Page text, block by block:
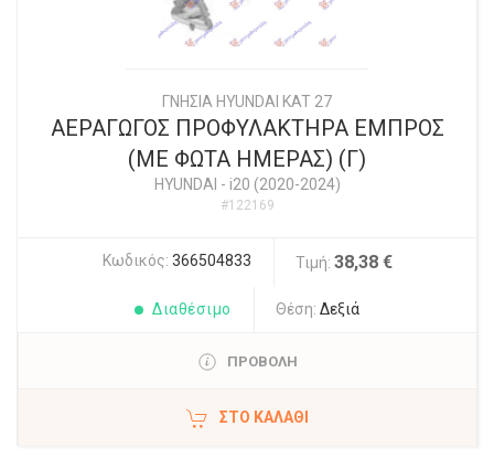
ΓΝΗΣΙΑ HYUNDAI KAT 27
ΑΕΡΑΓΩΓΟΣ ΠΡΟΦΥΛΑΚΤΗΡΑ ΕΜΠΡΟΣ
(ΜΕ ΦΩΤΑ ΗΜΕΡΑΣ) (Γ)
HYUNDAI - i20 (2020-2024)
#122169
Κωδικός: 366504833 Τιμή: 38,38 €
Διαθέσιμο Θέση: Δεξιά
ΠΡΟΒΟΛΗ
ΣΤΟ ΚΑΛΆΘΙ